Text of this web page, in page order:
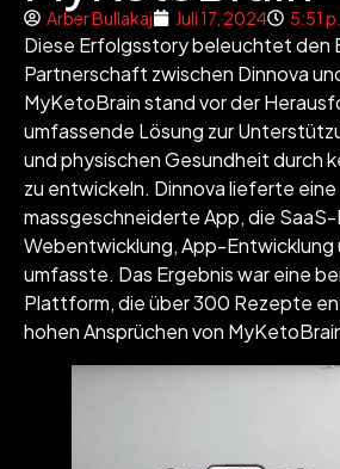
Arber Bullakaj Juli 17, 2024 5:51
Diese Erfolgsstory beleuchtet den
Partnerschaft zwischen Dinnova
MyKetoBrain stand vor der
umfassende Lösung zur
und physischen Gesundheit durch
zu entwickeln. Dinnova lieferte eine
massgeschneiderte App, die
Webentwicklung, App-
umfasste. Das Ergebnis war eine
Plattform, die über 300 Rezepte
hohen Ansprüchen von